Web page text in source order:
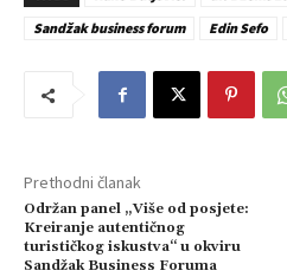
Sandžak business forum
Edin Sefo
Prethodni članak
Održan panel „Više od posjete:
Kreiranje autentičnog
turističkog iskustva“ u okviru
Sandžak Business Foruma